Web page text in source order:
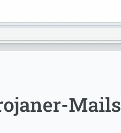
Mails